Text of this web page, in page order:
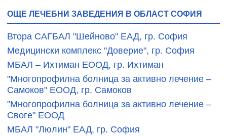
ОЩЕ ЛЕЧЕБНИ ЗАВЕДЕНИЯ В ОБЛАСТ СОФИЯ
Втора САГБАЛ "Шейново" ЕАД, гр. София
Медицински комплекс "Доверие", гр. София
МБАЛ – Ихтиман ЕООД, гр. Ихтиман
"Многопрофилна болница за активно лечение –
Самоков" ЕООД, гр. Самоков
"Многопрофилна болница за активно лечение –
Своге" ЕООД
МБАЛ "Люлин" ЕАД, гр. София